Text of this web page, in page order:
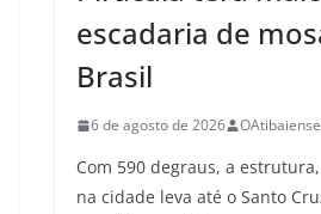
escadaria de
Brasil
6 de agosto de 2026 OAtibaiense
Com 590 degraus, a
na cidade leva até o Santo